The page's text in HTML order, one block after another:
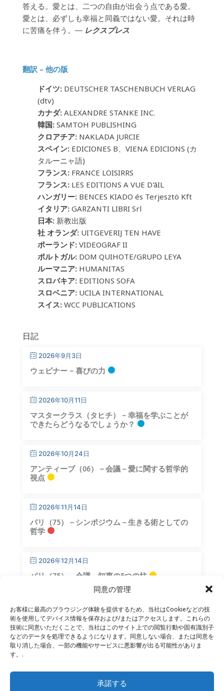
同意の管理
お客様に最高のブラウジング体験を提供するため、当社はCookieなどの技
術を使用してデバイス情報を保存および/またはアクセスします。これらの
技術に同意いただくことで、当社はこのサイト上での閲覧行動や固有識別子
などのデータを処理できるようになります。同意しない場合、または同意を
取り消した場合、一部の機能やサービスに悪影響が出る可能性がありま
す。.
承諾する
答える。愛とは、二つの自由が出会う点である愛。
愛とは、必ずしも幸福と同義ではない愛。それは時
に苦痛を伴う。―レクスプレス
翻訳 – 他の版
ドイツ:DEUTSCHER TASCHENBUCH VERLAG
(dtv)
カナダ:ALEXANDRE STANKE INC.
韓国:SAMTOH PUBLISHING
クロアチア:NAKLADA JURCIE
スペイン:EDICIONES B、VIENA EDICIONS (カ
タルーニャ語)
フランス:FRANCE LOISIRRS
フランス:LES EDITIONS A VUE D'āIL
ハンガリー:BENCES KIADO és Terjesztö Kft
イタリア:GARZANTI LIBRI Srl
日本:新教出版
社 オランダ:UITGEVERIJ TEN HAVE
ポーランド:VIDEOGRAF II
ポルトガル:DOM QUIHOTE/GRUPO LEYA
ルーマニア:HUMANITAS
スロバキア:EDITIONS SOFA
スロベニア:UCILA INTERNATIONAL
スイス:WCC PUBLICATIONS
日記
2026年9月3日
ウェビナー – 喜びの力
2026年10月11日
マスタークラス（タヒチ） – 幸福を学ぶことが
できたらどうなるでしょうか？
2026年10月24日
アンティーブ（06）－会議－愛に関する哲学的
視点
2026年11月14日
パリ（75）－シンポジウム－生きる術としての
哲学
2026年12月14日
パリ（75）－会議－知恵の5つの柱